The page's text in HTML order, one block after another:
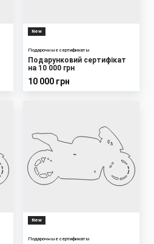
New
Подарочные сертификаты
Подарунковий сертифікат
на 10 000 грн
10 000 грн
New
Подарочные сертификаты